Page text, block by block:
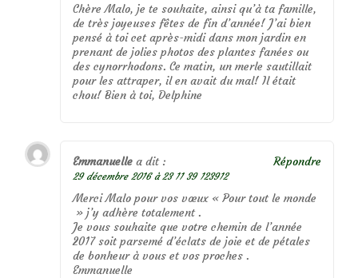
Chère Malo, je te souhaite, ainsi qu’à ta famille,
de très joyeuses fêtes de fin d’année! J’ai bien
pensé à toi cet après-midi dans mon jardin en
prenant de jolies photos des plantes fanées ou
des cynorrhodons. Ce matin, un merle sautillait
pour les attraper, il en avait du mal! Il était
chou! Bien à toi, Delphine
Emmanuelle a dit :
29 décembre 2016 à 23 11 39 123912
Merci Malo pour vos vœux « Pour tout le monde
» j’y adhère totalement .
Je vous souhaite que votre chemin de l’année
2017 soit parsemé d’éclats de joie et de pétales
de bonheur à vous et vos proches .
Emmanuelle
Répondre